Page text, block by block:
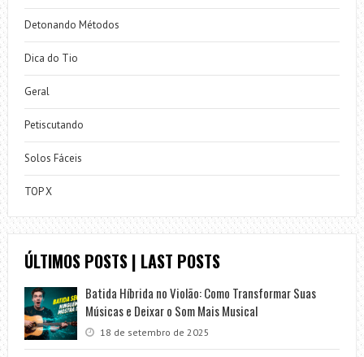
Detonando Métodos
Dica do Tio
Geral
Petiscutando
Solos Fáceis
TOP X
ÚLTIMOS POSTS | LAST POSTS
Batida Híbrida no Violão: Como Transformar Suas
Músicas e Deixar o Som Mais Musical
18 de setembro de 2025